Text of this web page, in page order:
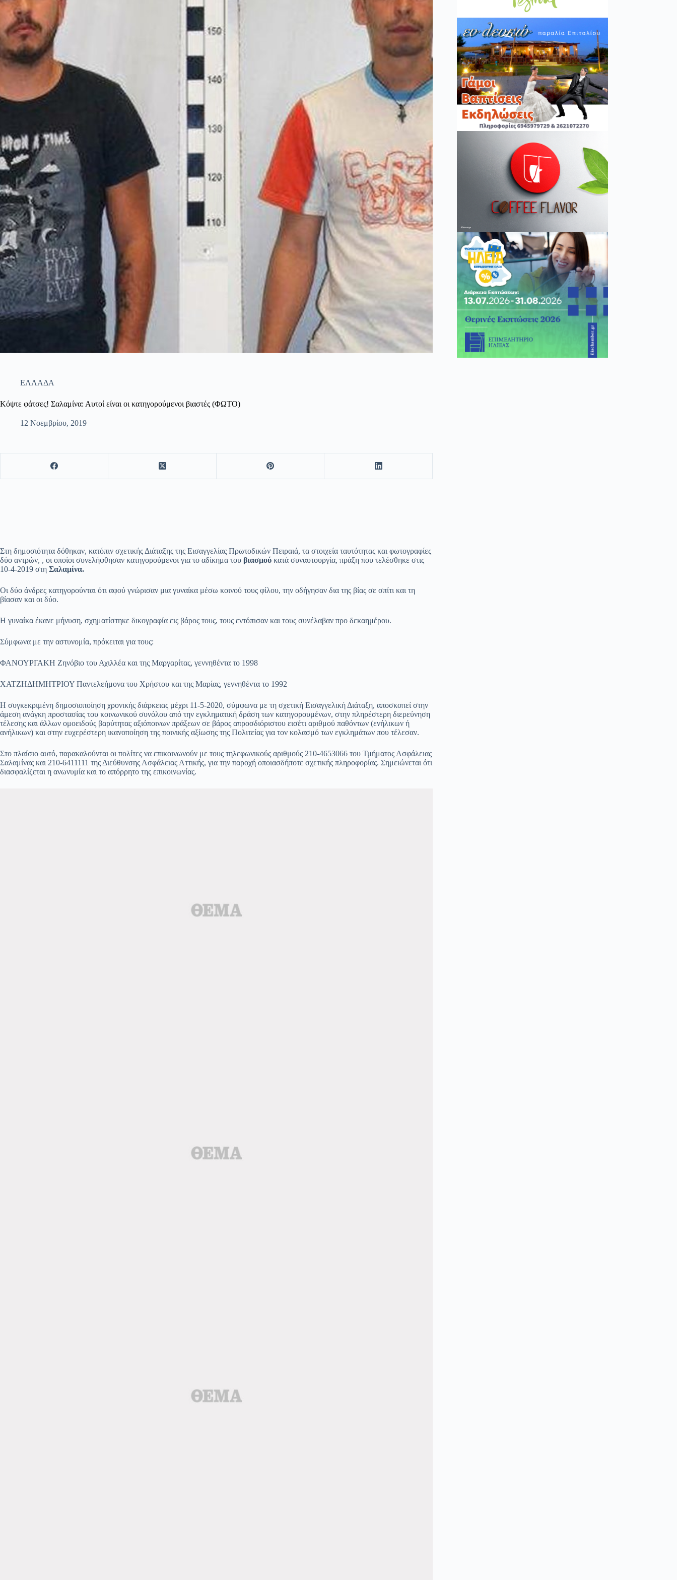
ΕΛΛΑΔΑ
Κόψτε φάτσες! Σαλαμίνα: Αυτοί είναι οι κατηγορούμενοι βιαστές (ΦΩΤΟ)
12 Νοεμβρίου, 2019
Στη δημοσιότητα δόθηκαν, κατόπιν σχετικής Διάταξης της Εισαγγελίας Πρωτοδικών Πειραιά, τα στοιχεία ταυτότητας και φωτογραφίες
δύο αντρών, , οι οποίοι συνελήφθησαν κατηγορούμενοι για το αδίκημα του βιασμού κατά συναυτουργία, πράξη που τελέσθηκε στις
10-4-2019 στη Σαλαμίνα.
Οι δύο άνδρες κατηγορούνται ότι αφού γνώρισαν μια γυναίκα μέσω κοινού τους φίλου, την οδήγησαν δια της βίας σε σπίτι και τη
βίασαν και οι δύο.
Η γυναίκα έκανε μήνυση, σχηματίστηκε δικογραφία εις βάρος τους, τους εντόπισαν και τους συνέλαβαν προ δεκαημέρου.
Σύμφωνα με την αστυνομία, πρόκειται για τους:
ΦΑΝΟΥΡΓΑΚΗ Ζηνόβιο του Αχιλλέα και της Μαργαρίτας, γεννηθέντα το 1998
ΧΑΤΖΗΔΗΜΗΤΡΙΟΥ Παντελεήμονα του Χρήστου και της Μαρίας, γεννηθέντα το 1992
Η συγκεκριμένη δημοσιοποίηση χρονικής διάρκειας μέχρι 11-5-2020, σύμφωνα με τη σχετική Εισαγγελική Διάταξη, αποσκοπεί στην
άμεση ανάγκη προστασίας του κοινωνικού συνόλου από την εγκληματική δράση των κατηγορουμένων, στην πληρέστερη διερεύνηση
τέλεσης και άλλων ομοειδούς βαρύτητας αξιόποινων πράξεων σε βάρος απροσδιόριστου εισέτι αριθμού παθόντων (ενήλικων ή
ανήλικων) και στην ευχερέστερη ικανοποίηση της ποινικής αξίωσης της Πολιτείας για τον κολασμό των εγκλημάτων που τέλεσαν.
Στο πλαίσιο αυτό, παρακαλούνται οι πολίτες να επικοινωνούν με τους τηλεφωνικούς αριθμούς 210-4653066 του Τμήματος Ασφάλειας
Σαλαμίνας και 210-6411111 της Διεύθυνσης Ασφάλειας Αττικής, για την παροχή οποιασδήποτε σχετικής πληροφορίας. Σημειώνεται ότι
διασφαλίζεται η ανωνυμία και το απόρρητο της επικοινωνίας.